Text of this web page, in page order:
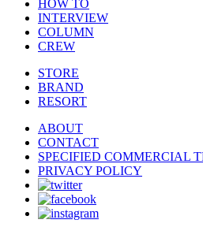
HOW TO
INTERVIEW
COLUMN
CREW
STORE
BRAND
RESORT
ABOUT
CONTACT
SPECIFIED COMMERCIAL
PRIVACY POLICY